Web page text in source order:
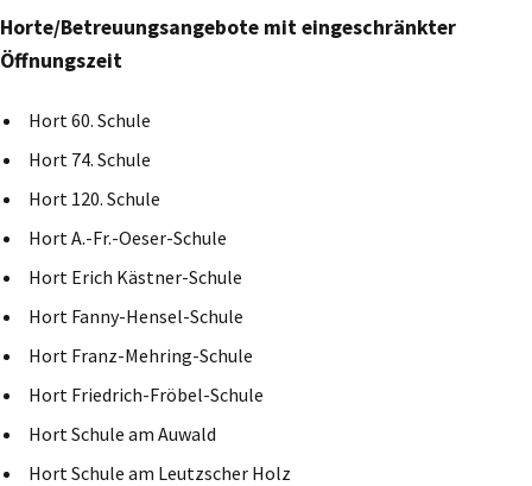
Horte/Betreuungsangebote mit eingeschränkter
Öffnungszeit
Hort 60. Schule
Hort 74. Schule
Hort 120. Schule
Hort A.-Fr.-Oeser-Schule
Hort Erich Kästner-Schule
Hort Fanny-Hensel-Schule
Hort Franz-Mehring-Schule
Hort Friedrich-Fröbel-Schule
Hort Schule am Auwald
Hort Schule am Leutzscher Holz